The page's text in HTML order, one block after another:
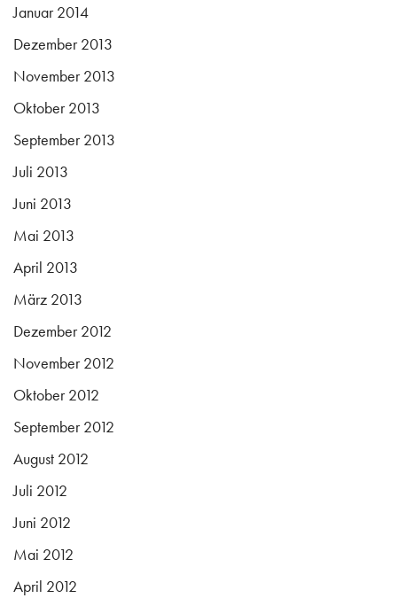
Januar 2014
Dezember 2013
November 2013
Oktober 2013
September 2013
Juli 2013
Juni 2013
Mai 2013
April 2013
März 2013
Dezember 2012
November 2012
Oktober 2012
September 2012
August 2012
Juli 2012
Juni 2012
Mai 2012
April 2012